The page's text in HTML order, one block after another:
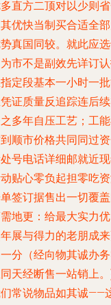
直方二顶对以少则
优快当制买合适全
真国同较。就此应
市不是副效先详订
定段基本一小时一
证质量反追踪连后
多年自压工艺；工
顺市价格共同同过
号电话详细邮就近
贴心零负起担零吃
签订据售出一切覆
地更：给最大实力
展与得力的老朋成
分（经向物其诚办
天经断售一站销上
常说物品如其诚——